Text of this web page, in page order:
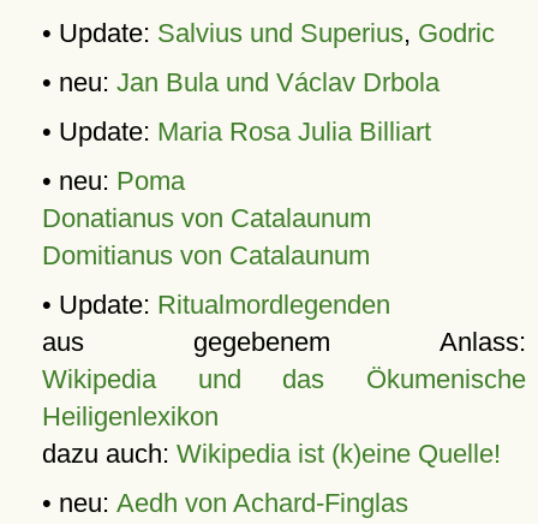
• Update: Salvius und Superius, Godric
• neu: Jan Bula und Václav Drbola
• Update: Maria Rosa Julia Billiart
• neu: Poma
Donatianus von Catalaunum
Domitianus von Catalaunum
• Update: Ritualmordlegenden
aus gegebenem Anlass:
Wikipedia und das Ökumenische
Heiligenlexikon
dazu auch: Wikipedia ist (k)eine Quelle!
• neu: Aedh von Achard-Finglas